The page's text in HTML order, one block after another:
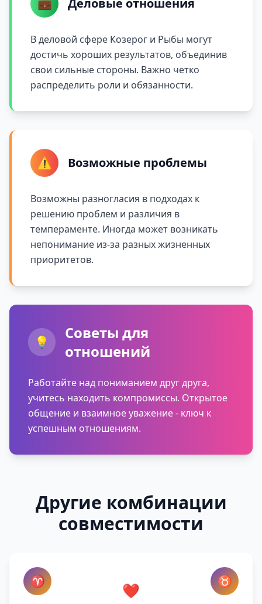
💼 Деловые отношения
В деловой сфере Козерог и Рыбы могут
достичь хороших результатов, объединив
свои сильные стороны. Важно четко
распределить роли и обязанности.
⚠️ Возможные проблемы
Возможны разногласия в подходах к
решению проблем и различия в
темпераменте. Иногда может возникать
непонимание из-за разных жизненных
приоритетов.
💡
Советы для
отношений
Работайте над пониманием друг друга,
учитесь находить компромиссы. Открытое
общение и взаимное уважение - ключ к
успешным отношениям.
Другие комбинации
совместимости
♈ ❤️ ♉